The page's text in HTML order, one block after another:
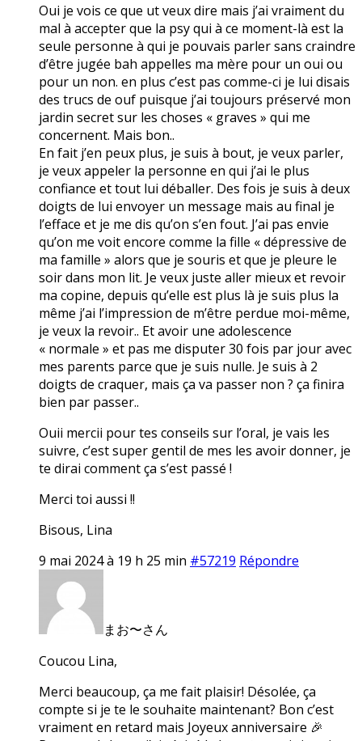
Oui je vois ce que ut veux dire mais j’ai vraiment du
mal à accepter que la psy qui à ce moment-là est la
seule personne à qui je pouvais parler sans craindre
d’être jugée bah appelles ma mère pour un oui ou
pour un non. en plus c’est pas comme-ci je lui disais
des trucs de ouf puisque j’ai toujours préservé mon
jardin secret sur les choses « graves » qui me
concernent. Mais bon..
En fait j’en peux plus, je suis à bout, je veux parler,
je veux appeler la personne en qui j’ai le plus
confiance et tout lui déballer. Des fois je suis à deux
doigts de lui envoyer un message mais au final je
l’efface et je me dis qu’on s’en fout. J’ai pas envie
qu’on me voit encore comme la fille « dépressive de
ma famille » alors que je souris et que je pleure le
soir dans mon lit. Je veux juste aller mieux et revoir
ma copine, depuis qu’elle est plus là je suis plus la
même j’ai l’impression de m’être perdue moi-même,
je veux la revoir.. Et avoir une adolescence
« normale » et pas me disputer 30 fois par jour avec
mes parents parce que je suis nulle. Je suis à 2
doigts de craquer, mais ça va passer non ? ça finira
bien par passer..
Ouii mercii pour tes conseils sur l’oral, je vais les
suivre, c’est super gentil de mes les avoir donner, je
te dirai comment ça s’est passé !
Merci toi aussi !!
Bisous, Lina
9 mai 2024 à 19 h 25 min #57219 Répondre
まお〜さん
Coucou Lina,
Merci beaucoup, ça me fait plaisir! Désolée, ça
compte si je te le souhaite maintenant? Bon c’est
vraiment en retard mais Joyeux anniversaire 🎉